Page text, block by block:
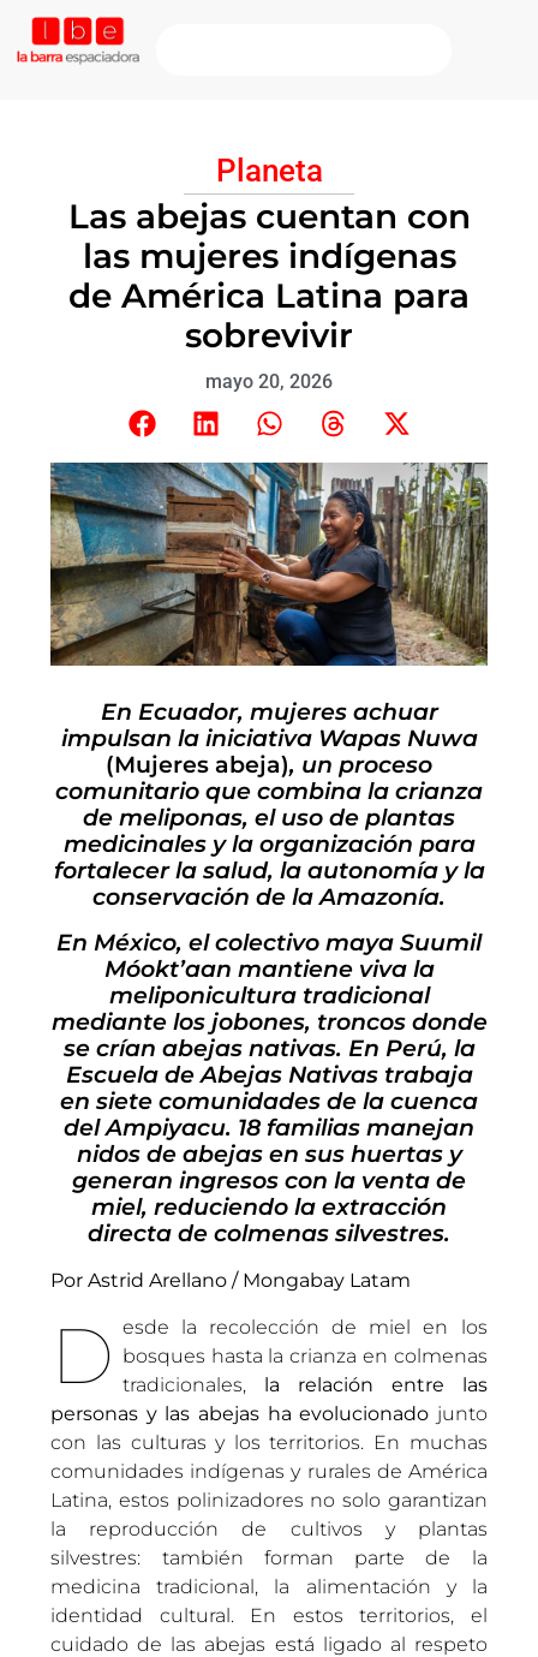
Planeta
Las abejas cuentan con
las mujeres indígenas
de América Latina para
sobrevivir
mayo 20, 2026
En Ecuador, mujeres achuar
impulsan la iniciativa Wapas Nuwa
(Mujeres abeja), un proceso
comunitario que combina la crianza
de meliponas, el uso de plantas
medicinales y la organización para
fortalecer la salud, la autonomía y la
conservación de la Amazonía.
En México, el colectivo maya Suumil
Móokt’aan mantiene viva la
meliponicultura tradicional
mediante los jobones, troncos donde
se crían abejas nativas. En Perú, la
Escuela de Abejas Nativas trabaja
en siete comunidades de la cuenca
del Ampiyacu. 18 familias manejan
nidos de abejas en sus huertas y
generan ingresos con la venta de
miel, reduciendo la extracción
directa de colmenas silvestres.
Por Astrid Arellano / Mongabay Latam
D esde la recolección de miel en los
bosques hasta la crianza en colmenas
tradicionales, la relación entre las
personas y las abejas ha evolucionado junto
con las culturas y los territorios. En muchas
comunidades indígenas y rurales de América
Latina, estos polinizadores no solo garantizan
la reproducción de cultivos y plantas
silvestres: también forman parte de la
medicina tradicional, la alimentación y la
identidad cultural. En estos territorios, el
cuidado de las abejas está ligado al respeto